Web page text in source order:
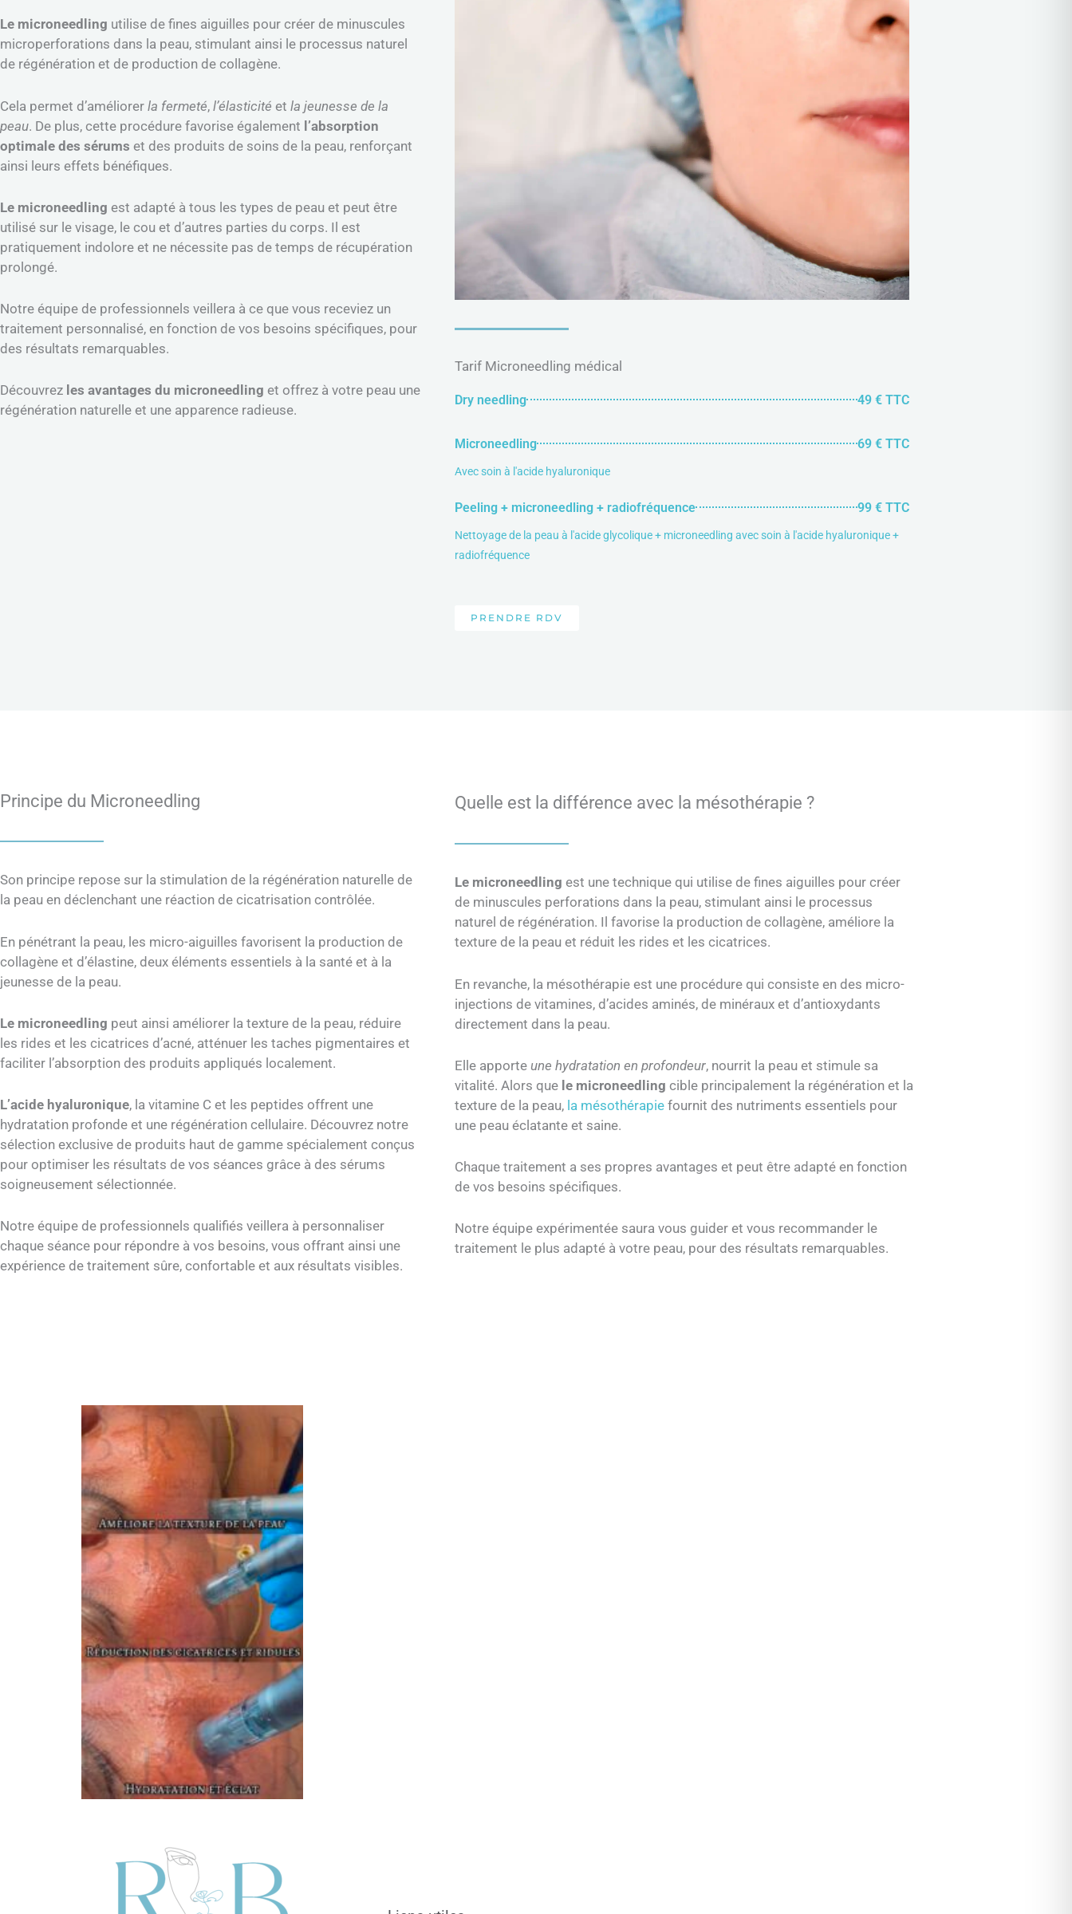
Le microneedling utilise de fines aiguilles pour créer de minuscules
microperforations dans la peau, stimulant ainsi le processus naturel
de régénération et de production de collagène.
Cela permet d’améliorer la fermeté, l’élasticité et la jeunesse de la
peau. De plus, cette procédure favorise également l’absorption
optimale des sérums et des produits de soins de la peau, renforçant
ainsi leurs effets bénéfiques.
Le microneedling est adapté à tous les types de peau et peut être
utilisé sur le visage, le cou et d’autres parties du corps. Il est
pratiquement indolore et ne nécessite pas de temps de récupération
prolongé.
Notre équipe de professionnels veillera à ce que vous receviez un
traitement personnalisé, en fonction de vos besoins spécifiques, pour
des résultats remarquables.
Découvrez les avantages du microneedling et offrez à votre peau une
régénération naturelle et une apparence radieuse.
Tarif Microneedling médical
Dry needling 49 € TTC
Microneedling 69 € TTC
Avec soin à l'acide hyaluronique
Peeling + microneedling + radiofréquence 99 € TTC
Nettoyage de la peau à l'acide glycolique + microneedling avec soin à l'acide hyaluronique +
radiofréquence
PRENDRE RDV
Principe du Microneedling
Son principe repose sur la stimulation de la régénération naturelle de
la peau en déclenchant une réaction de cicatrisation contrôlée.
En pénétrant la peau, les micro-aiguilles favorisent la production de
collagène et d’élastine, deux éléments essentiels à la santé et à la
jeunesse de la peau.
Le microneedling peut ainsi améliorer la texture de la peau, réduire
les rides et les cicatrices d’acné, atténuer les taches pigmentaires et
faciliter l’absorption des produits appliqués localement.
L’acide hyaluronique, la vitamine C et les peptides offrent une
hydratation profonde et une régénération cellulaire. Découvrez notre
sélection exclusive de produits haut de gamme spécialement conçus
pour optimiser les résultats de vos séances grâce à des sérums
soigneusement sélectionnée.
Notre équipe de professionnels qualifiés veillera à personnaliser
chaque séance pour répondre à vos besoins, vous offrant ainsi une
expérience de traitement sûre, confortable et aux résultats visibles.
Quelle est la différence avec la mésothérapie ?
Le microneedling est une technique qui utilise de fines aiguilles pour créer
de minuscules perforations dans la peau, stimulant ainsi le processus
naturel de régénération. Il favorise la production de collagène, améliore la
texture de la peau et réduit les rides et les cicatrices.
En revanche, la mésothérapie est une procédure qui consiste en des micro-
injections de vitamines, d’acides aminés, de minéraux et d’antioxydants
directement dans la peau.
Elle apporte une hydratation en profondeur, nourrit la peau et stimule sa
vitalité. Alors que le microneedling cible principalement la régénération et la
texture de la peau, la mésothérapie fournit des nutriments essentiels pour
une peau éclatante et saine.
Chaque traitement a ses propres avantages et peut être adapté en fonction
de vos besoins spécifiques.
Notre équipe expérimentée saura vous guider et vous recommander le
traitement le plus adapté à votre peau, pour des résultats remarquables.